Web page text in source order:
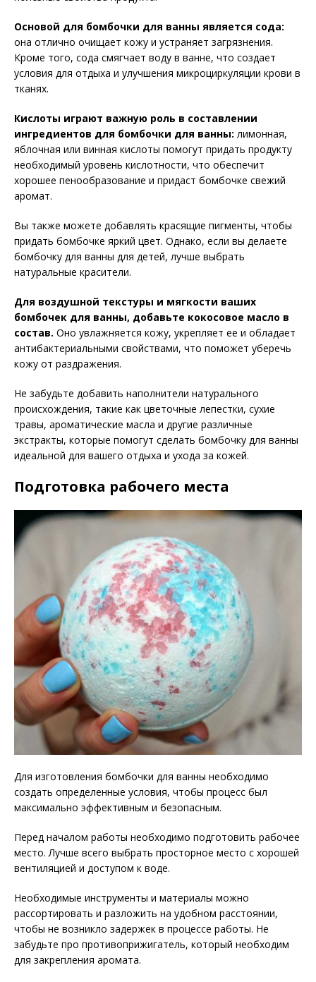
Основой для бомбочки для ванны является сода:
она отлично очищает кожу и устраняет загрязнения.
Кроме того, сода смягчает воду в ванне, что создает
условия для отдыха и улучшения микроциркуляции крови в
тканях.
Кислоты играют важную роль в составлении
ингредиентов для бомбочки для ванны: лимонная,
яблочная или винная кислоты помогут придать продукту
необходимый уровень кислотности, что обеспечит
хорошее пенообразование и придаст бомбочке свежий
аромат.
Вы также можете добавлять красящие пигменты, чтобы
придать бомбочке яркий цвет. Однако, если вы делаете
бомбочку для ванны для детей, лучше выбрать
натуральные красители.
Для воздушной текстуры и мягкости ваших
бомбочек для ванны, добавьте кокосовое масло в
состав. Оно увлажняется кожу, укрепляет ее и обладает
антибактериальными свойствами, что поможет уберечь
кожу от раздражения.
Не забудьте добавить наполнители натурального
происхождения, такие как цветочные лепестки, сухие
травы, ароматические масла и другие различные
экстракты, которые помогут сделать бомбочку для ванны
идеальной для вашего отдыха и ухода за кожей.
Подготовка рабочего места
Для изготовления бомбочки для ванны необходимо
создать определенные условия, чтобы процесс был
максимально эффективным и безопасным.
Перед началом работы необходимо подготовить рабочее
место. Лучше всего выбрать просторное место с хорошей
вентиляцией и доступом к воде.
Необходимые инструменты и материалы можно
рассортировать и разложить на удобном расстоянии,
чтобы не возникло задержек в процессе работы. Не
забудьте про противоприжигатель, который необходим
для закрепления аромата.